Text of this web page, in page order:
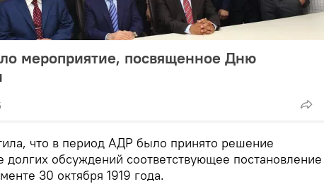
мероприятие, посвященное Дню
что в период АДР было принято решение
долгих обсуждений соответствующее постановление
30 октября 1919 года.